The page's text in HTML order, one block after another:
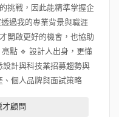
挑戰，因此能精準掌握企
過我的專業背景與職涯
開啟更好的機會，也協助
點 🔹 設計人出身，更懂
計與科技業招募趨勢與
個人品牌與面試策略
顧問